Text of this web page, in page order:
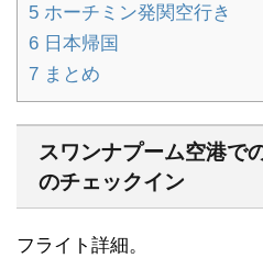
5 ホーチミン発関空行き
6 日本帰国
7 まとめ
スワンナプーム空港で
のチェックイン
フライト詳細。